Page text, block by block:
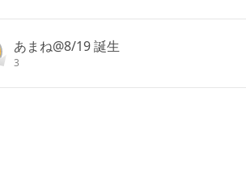
あまね@8/19 誕生
3